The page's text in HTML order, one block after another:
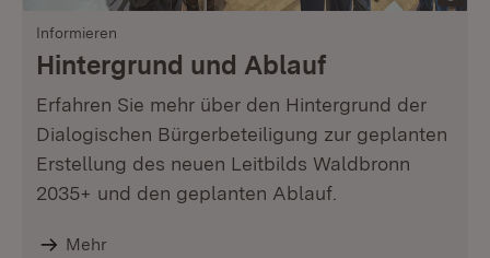
Informieren
Hintergrund und Ablauf
Erfahren Sie mehr über den Hintergrund der
Dialogischen Bürgerbeteiligung zur geplanten
Erstellung des neuen Leitbilds Waldbronn
2035+ und den geplanten Ablauf.
Mehr